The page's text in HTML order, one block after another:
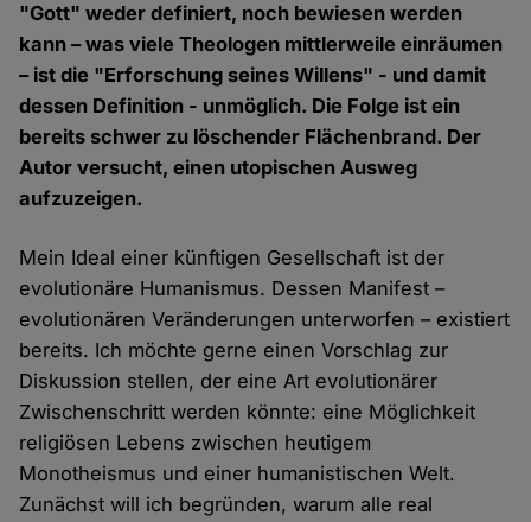
"Gott" weder definiert, noch bewiesen werden
kann – was viele Theologen mittlerweile einräumen
– ist die "Erforschung seines Willens" - und damit
dessen Definition - unmöglich. Die Folge ist ein
bereits schwer zu löschender Flächenbrand. Der
Autor versucht, einen utopischen Ausweg
aufzuzeigen.
Mein Ideal einer künftigen Gesellschaft ist der
evolutionäre Humanismus. Dessen Manifest –
evolutionären Veränderungen unterworfen – existiert
bereits. Ich möchte gerne einen Vorschlag zur
Diskussion stellen, der eine Art evolutionärer
Zwischenschritt werden könnte: eine Möglichkeit
religiösen Lebens zwischen heutigem
Monotheismus und einer humanistischen Welt.
Zunächst will ich begründen, warum alle real